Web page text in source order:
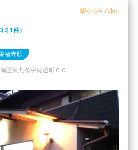
駅から4.75km
ミ1件）
福寺駅
区東九条宇賀辺町６０